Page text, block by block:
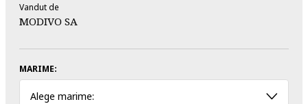
Vandut de
MODIVO SA
MARIME:
Alege marime: